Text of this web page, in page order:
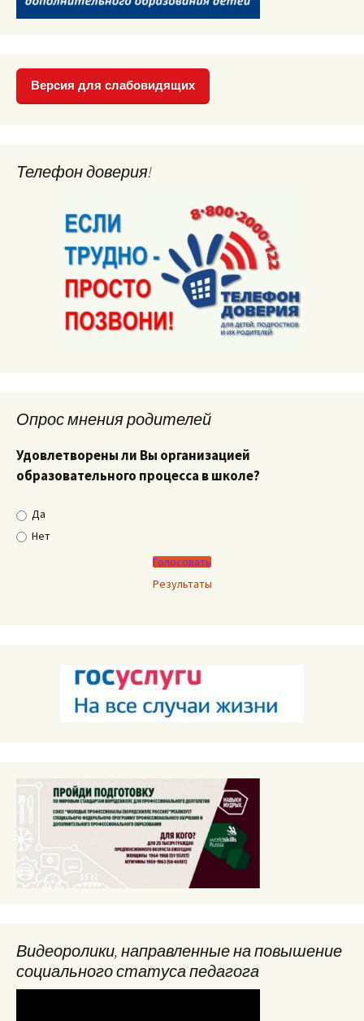
Версия для слабовидящих
Телефон доверия!
Опрос мнения родителей
Удовлетворены ли Вы организацией
образовательного процесса в школе?
Да
Нет
Результаты
Видеоролики, направленные на повышение
социального статуса педагога